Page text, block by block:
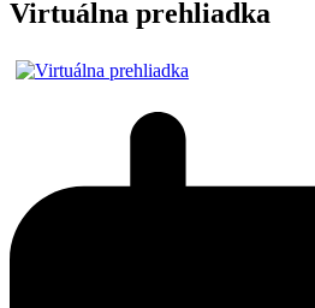
Virtuálna prehliadka